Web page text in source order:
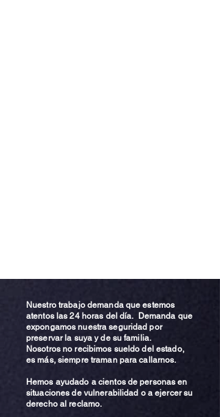
Nuestro trabajo demanda que estemos
atentos las 24 horas del día. Demanda que
expongamos nuestra seguridad por
preservar la suya y de su familia.
Nosotros no recibimos sueldo del estado,
es más, siempre traman para callarnos.
Hemos ayudado a cientos de personas en
situaciones de vulnerabilidad o a ejercer su
derecho al reclamo.